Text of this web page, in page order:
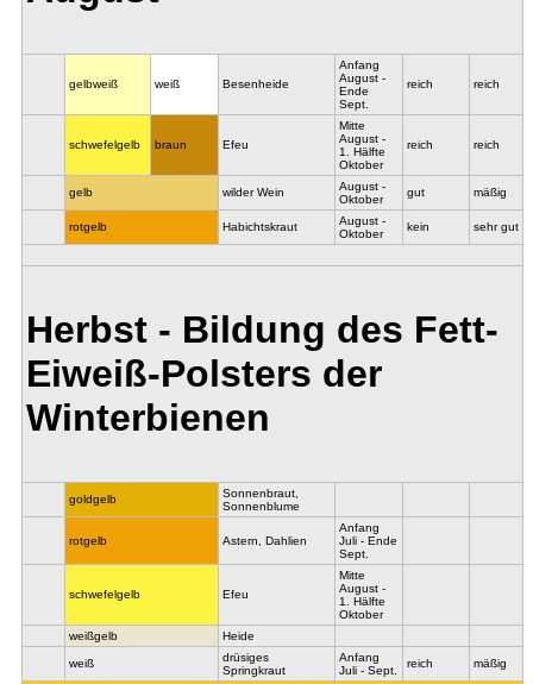
gelbweiß weiß Besenheide
Anfang
August -
Ende
Sept.
reich reich
schwefelgelb braun Efeu
Mitte
August -
1. Hälfte
Oktober
reich reich
gelb wilder Wein
August -
Oktober
gut mäßig
rotgelb Habichtskraut
August -
Oktober
kein sehr gut
Herbst - Bildung des Fett-
Eiweiß-Polsters der
Winterbienen
goldgelb
Sonnenbraut,
Sonnenblume
rotgelb Astern, Dahlien
Anfang
Juli - Ende
Sept.
schwefelgelb Efeu
Mitte
August -
1. Hälfte
Oktober
weißgelb
Heide
weiß
drüsiges
Springkraut
Anfang
Juli - Sept.
reich mäßig